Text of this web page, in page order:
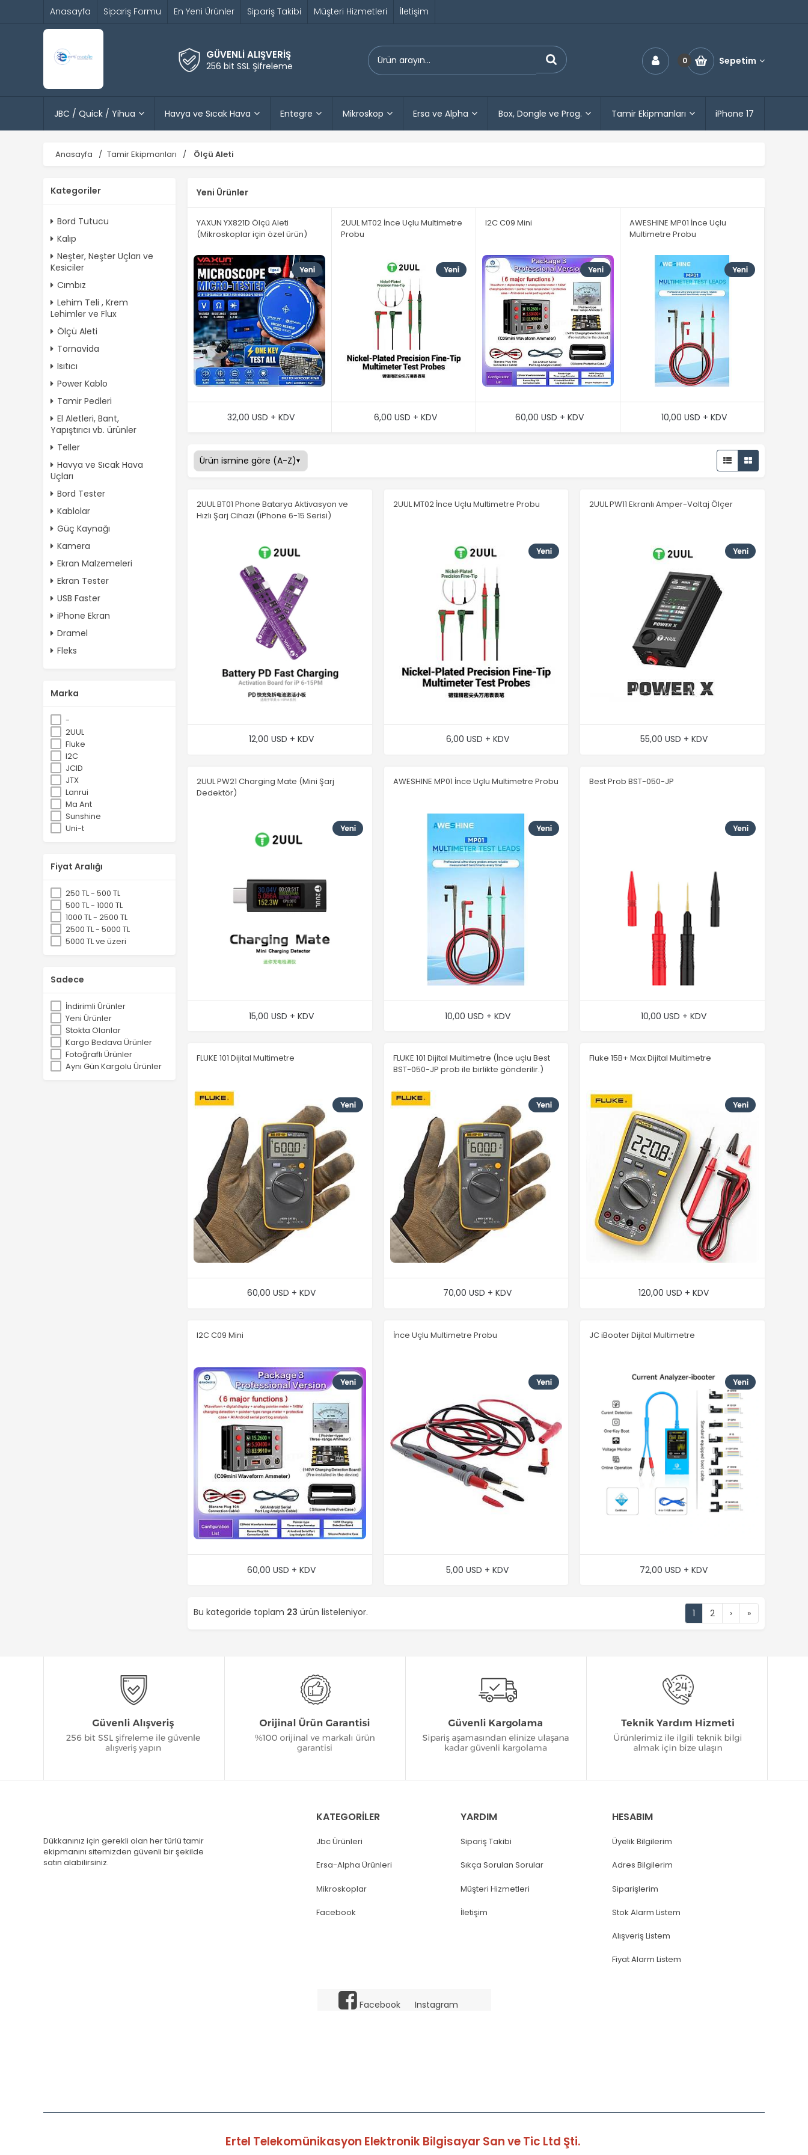
Anasayfa Sipariş Formu En Yeni Ürünler Sipariş Takibi Müşteri Hizmetleri İletişim
GÜVENLİ ALIŞVERİŞ
256 bit SSL Şifreleme 0 Sepetim
JBC / Quick / Yihua Havya ve Sıcak Hava Entegre Mikroskop Ersa ve Alpha Box, Dongle ve Prog. Tamir Ekipmanları iPhone 17
Anasayfa Tamir Ekipmanları Ölçü Aleti
Kategoriler
Bord Tutucu
Kalıp
Neşter, Neşter Uçları ve
Kesiciler
Cımbız
Lehim Teli , Krem
Lehimler ve Flux
Ölçü Aleti
Tornavida
Isıtıcı
Power Kablo
Tamir Pedleri
El Aletleri, Bant,
Yapıştırıcı vb. ürünler
Teller
Havya ve Sıcak Hava
Uçları
Bord Tester
Kablolar
Güç Kaynağı
Kamera
Ekran Malzemeleri
Ekran Tester
USB Faster
iPhone Ekran
Dramel
Fleks
Marka
-
2UUL
Fluke
I2C
JCID
JTX
Lanrui
Ma Ant
Sunshine
Uni-t
Fiyat Aralığı
250 TL - 500 TL
500 TL - 1000 TL
1000 TL - 2500 TL
2500 TL - 5000 TL
5000 TL ve üzeri
Sadece
İndirimli Ürünler
Yeni Ürünler
Stokta Olanlar
Kargo Bedava Ürünler
Fotoğraflı Ürünler
Aynı Gün Kargolu Ürünler
Yeni Ürünler
YAXUN YX821D Ölçü Aleti
(Mikroskoplar için özel ürün)
32,00 USD + KDV
2UUL MT02 İnce Uçlu Multimetre
Probu
6,00 USD + KDV
I2C C09 Mini
60,00 USD + KDV
AWESHINE MP01 İnce Uçlu
Multimetre Probu
10,00 USD + KDV
2UUL BT01 Phone Batarya Aktivasyon ve
Hızlı Şarj Cihazı (iPhone 6-15 Serisi)
12,00 USD + KDV
2UUL MT02 İnce Uçlu Multimetre Probu
6,00 USD + KDV
2UUL PW11 Ekranlı Amper-Voltaj Ölçer
55,00 USD + KDV
2UUL PW21 Charging Mate (Mini Şarj
Dedektör)
15,00 USD + KDV
AWESHINE MP01 İnce Uçlu Multimetre Probu
10,00 USD + KDV
Best Prob BST-050-JP
10,00 USD + KDV
FLUKE 101 Dijital Multimetre
60,00 USD + KDV
FLUKE 101 Dijital Multimetre (İnce uçlu Best
BST-050-JP prob ile birlikte gönderilir.)
70,00 USD + KDV
Fluke 15B+ Max Dijital Multimetre
120,00 USD + KDV
I2C C09 Mini
60,00 USD + KDV
İnce Uçlu Multimetre Probu
5,00 USD + KDV
JC iBooter Dijital Multimetre
72,00 USD + KDV
Bu kategoride toplam 23 ürün listeleniyor. 1 2 › »
Dükkanınız için gerekli olan her türlü tamir
ekipmanını sitemizden güvenli bir şekilde
satın alabilirsiniz.
KATEGORİLER
Jbc Ürünleri
Ersa-Alpha Ürünleri
Mikroskoplar
Facebook
YARDIM
Sipariş Takibi
Sıkça Sorulan Sorular
Müşteri Hizmetleri
İletişim
HESABIM
Üyelik Bilgilerim
Adres Bilgilerim
Siparişlerim
Stok Alarm Listem
Alışveriş Listem
Fiyat Alarm Listem
Facebook Instagram
Ertel Telekomünikasyon Elektronik Bilgisayar San ve Tic Ltd Şti.